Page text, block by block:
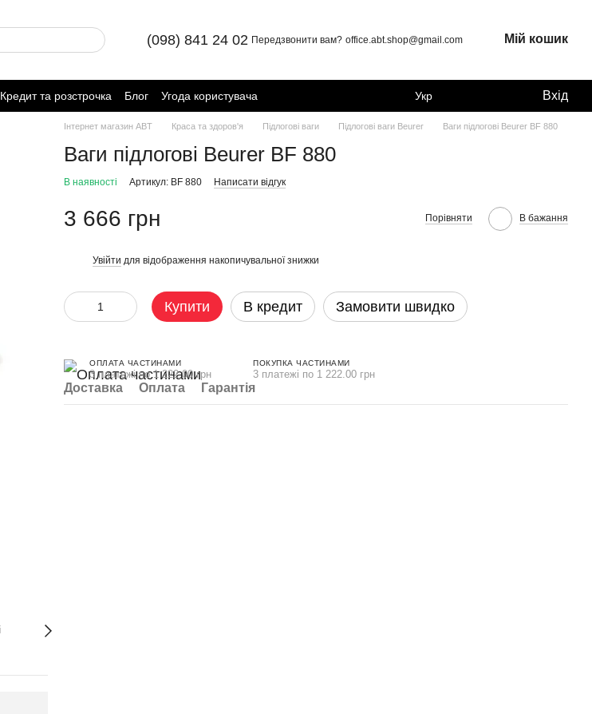
(098) 841 24 02 Передзвонити вам? office.abt.shop@gmail.com Мій кошик
Кредит та розстрочка Блог
Угода користувача
Укр Вхід
Інтернет магазин ABT Краса та здоров'я Підлогові ваги Підлогові ваги Beurer Ваги підлогові Beurer BF 880
Ваги підлогові Beurer BF 880
В наявності Артикул: BF 880 Написати відгук
3 666 грн Порівняти В бажання
Увійти для відображення накопичувальної знижки
Купити В кредит Замовити швидко
ОПЛАТА ЧАСТИНАМИ
3 платежі по 1 222.00 грн
ПОКУПКА ЧАСТИНАМИ
3 платежі по 1 222.00 грн
Доставка Оплата Гарантія